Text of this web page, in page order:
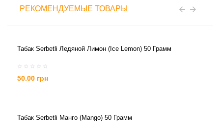
РЕКОМЕНДУЕМЫЕ ТОВАРЫ
Табак Serbetli Ледяной Лимон (Ice Lemon) 50 Грамм
50.00 грн
Табак Serbetli Манго (Mango) 50 Грамм